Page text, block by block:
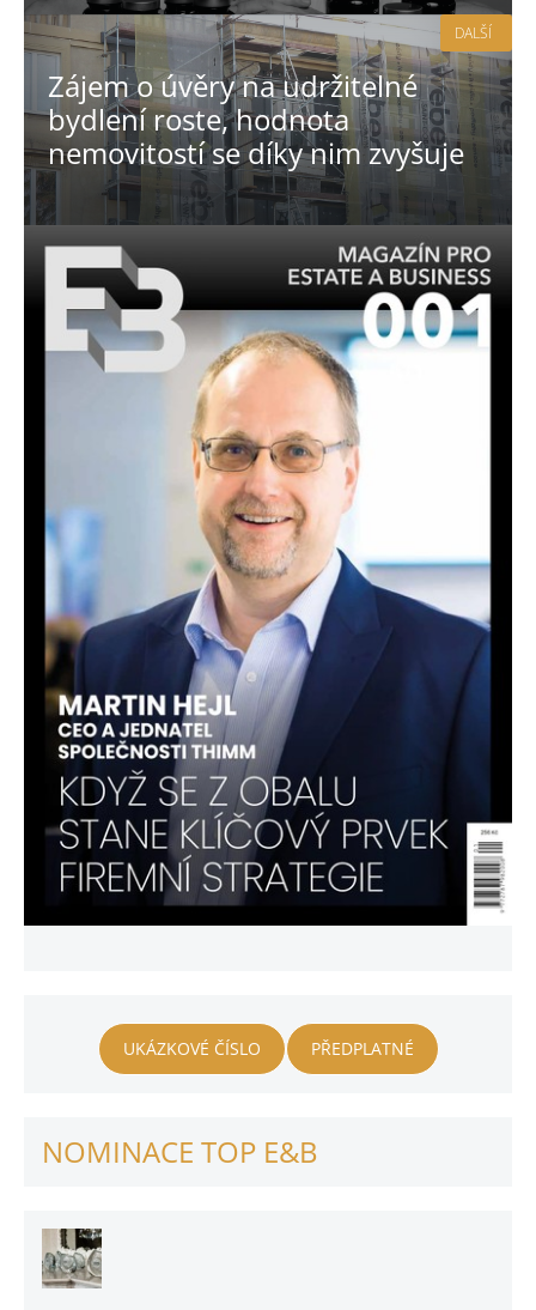
Zájem o úvěry na udržitelné
bydlení roste, hodnota
nemovitostí se díky nim zvyšuje
DALŠÍ
UKÁZKOVÉ ČÍSLO PŘEDPLATNÉ
NOMINACE TOP E&B